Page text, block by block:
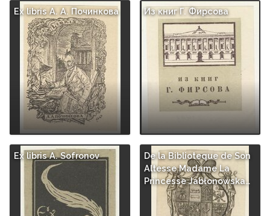
Ex libris A. A. Починкова Из книг Г. Фирсова
Ex libris A. Sofronov
De la Biblioteque de Son
Altesse Madame La
Princesse Jabłonowska…